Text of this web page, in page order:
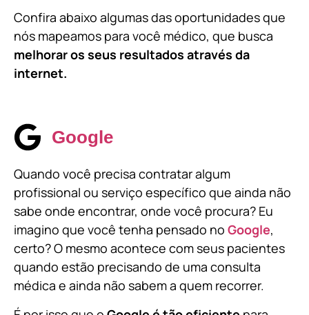
Confira abaixo algumas das oportunidades que
nós mapeamos para você médico, que busca
melhorar os seus resultados através da
internet.
Google
Quando você precisa contratar algum
profissional ou serviço específico que ainda não
sabe onde encontrar, onde você procura? Eu
imagino que você tenha pensado no Google,
certo? O mesmo acontece com seus pacientes
quando estão precisando de uma consulta
médica e ainda não sabem a quem recorrer.